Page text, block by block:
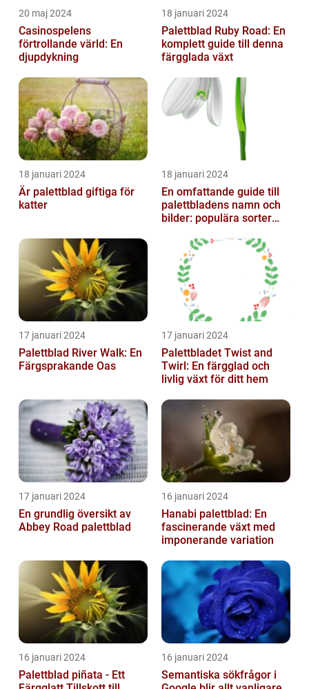
20 maj 2024
Casinospelens
förtrollande värld: En
djupdykning
18 januari 2024
Palettblad Ruby Road: En
komplett guide till denna
färgglada växt
18 januari 2024
Är palettblad giftiga för
katter
18 januari 2024
En omfattande guide till
palettbladens namn och
bilder: populära sorter
17 januari 2024
Palettblad River Walk: En
Färgsprakande Oas
17 januari 2024
Palettbladet Twist and
Twirl: En färgglad och
livlig växt för ditt hem
17 januari 2024
En grundlig översikt av
Abbey Road palettblad
16 januari 2024
Hanabi palettblad: En
fascinerande växt med
imponerande variation
16 januari 2024
Palettblad piñata - Ett
16 januari 2024
Semantiska sökfrågor i